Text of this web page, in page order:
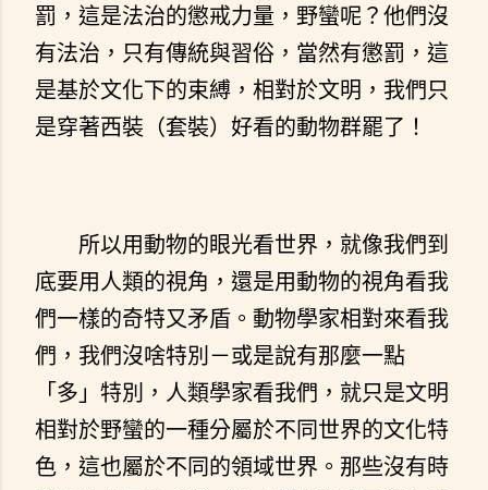
罰，這是法治的懲戒力量，野蠻呢？他們沒
有法治，只有傳統與習俗，當然有懲罰，這
是基於文化下的束縛，相對於文明，我們只
是穿著西裝（套裝）好看的動物群罷了！
所以用動物的眼光看世界，就像我們到
底要用人類的視角，還是用動物的視角看我
們一樣的奇特又矛盾。動物學家相對來看我
們，我們沒啥特別－或是說有那麼一點
「多」特別，人類學家看我們，就只是文明
相對於野蠻的一種分屬於不同世界的文化特
色，這也屬於不同的領域世界。那些沒有時